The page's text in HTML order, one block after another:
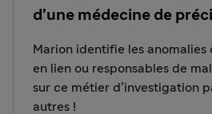
d’une médecine de
Marion identifie les anomalies
en lien ou responsables de
sur ce métier d’investigation
autres !